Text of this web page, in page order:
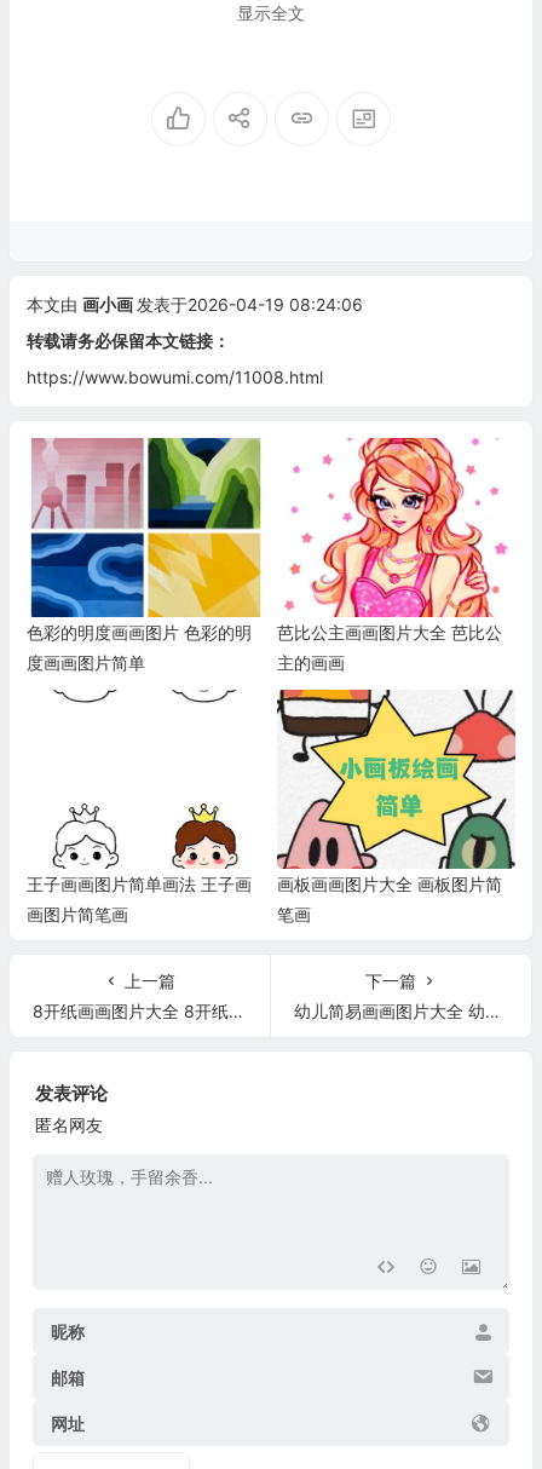
显示全文
本文由 画小画 发表于2026-04-19 08:24:06
转载请务必保留本文链接：
https://www.bowumi.com/11008.html
色彩的明度画画图片 色彩的明
度画画图片简单
芭比公主画画图片大全 芭比公
主的画画
王子画画图片简单画法 王子画
画图片简笔画
画板画画图片大全 画板图片简
笔画
上一篇
8开纸画画图片大全 8开纸绘画
下一篇
幼儿简易画画图片大全 幼儿简易画画图片大全卡通
发表评论
匿名网友
昵称
邮箱
网址